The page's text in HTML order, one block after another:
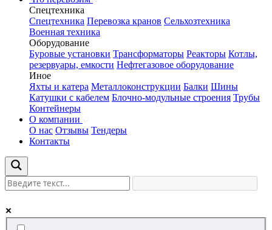
Спецтехника
Спецтехника Перевозка кранов Сельхозтехника
Военная техника
Оборудование
Буровые установки Трансформаторы Реакторы Котлы,
резервуары, емкости Нефтегазовое оборудование
Иное
Яхты и катера Металлоконструкции Балки Шины
Катушки с кабелем Блочно-модульные строения Трубы
Контейнеры
О компании
О нас Отзывы Тендеры
Контакты